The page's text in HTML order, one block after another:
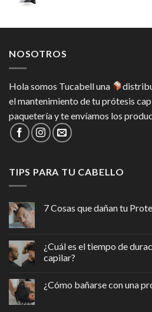
$299.00.
NOSOTROS
Hola somos Tucabell una
el mantenimiento de tu prótesis
paquetería y te envíamos los
TIPS PARA TU CABELLO
7 Cosas que dañan tu
¿Cuál es el tiempo de
capilar?
¿Cómo bañarse con una